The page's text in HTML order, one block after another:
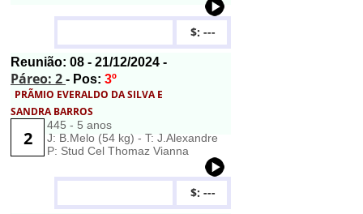
$: ---
Reunião: 08 - 21/12/2024 -
Páreo: 2 - Pos: 3º
PRÃMIO EVERALDO DA SILVA E
SANDRA BARROS
2
445 - 5 anos
J: B.Melo (54 kg) - T: J.Alexandre
P: Stud Cel Thomaz Vianna
$: ---